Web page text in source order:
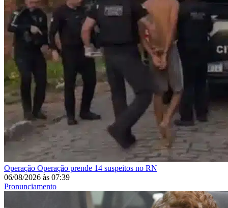
Operação Operação prende 14 suspeitos no RN
06/08/2026 às 07:39
Pronunciamento